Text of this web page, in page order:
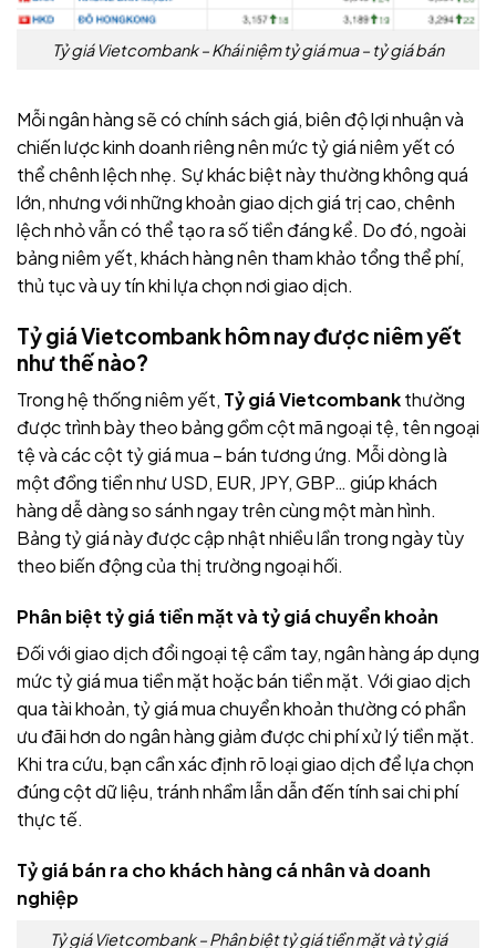
Tỷ giá Vietcombank – Khái niệm tỷ giá mua – tỷ giá bán
Mỗi ngân hàng sẽ có chính sách giá, biên độ lợi nhuận và
chiến lược kinh doanh riêng nên mức tỷ giá niêm yết có
thể chênh lệch nhẹ. Sự khác biệt này thường không quá
lớn, nhưng với những khoản giao dịch giá trị cao, chênh
lệch nhỏ vẫn có thể tạo ra số tiền đáng kể. Do đó, ngoài
bảng niêm yết, khách hàng nên tham khảo tổng thể phí,
thủ tục và uy tín khi lựa chọn nơi giao dịch.
Tỷ giá Vietcombank hôm nay được niêm yết
như thế nào?
Trong hệ thống niêm yết, Tỷ giá Vietcombankthường
được trình bày theo bảng gồm cột mã ngoại tệ, tên ngoại
tệ và các cột tỷ giá mua – bán tương ứng. Mỗi dòng là
một đồng tiền như USD, EUR, JPY, GBP… giúp khách
hàng dễ dàng so sánh ngay trên cùng một màn hình.
Bảng tỷ giá này được cập nhật nhiều lần trong ngày tùy
theo biến động của thị trường ngoại hối.
Phân biệt tỷ giá tiền mặt và tỷ giá chuyển khoản
Đối với giao dịch đổi ngoại tệ cầm tay, ngân hàng áp dụng
mức tỷ giá mua tiền mặt hoặc bán tiền mặt. Với giao dịch
qua tài khoản, tỷ giá mua chuyển khoản thường có phần
ưu đãi hơn do ngân hàng giảm được chi phí xử lý tiền mặt.
Khi tra cứu, bạn cần xác định rõ loại giao dịch để lựa chọn
đúng cột dữ liệu, tránh nhầm lẫn dẫn đến tính sai chi phí
thực tế.
Tỷ giá bán ra cho khách hàng cá nhân và doanh
nghiệp
Tỷ giá Vietcombank – Phân biệt tỷ giá tiền mặt và tỷ giá